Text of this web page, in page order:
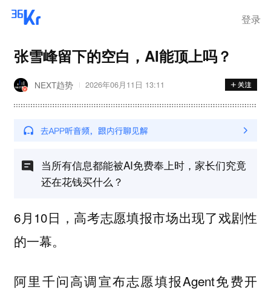
登录
张雪峰留下的空白，AI能顶上吗？
NEXT趋势 2026年06月11日 13:11
当所有信息都能被AI免费奉上时，家长们究竟
还在花钱买什么？
6月10日，高考志愿填报市场出现了戏剧性
的一幕。
阿里千问高调宣布志愿填报Agent免费开